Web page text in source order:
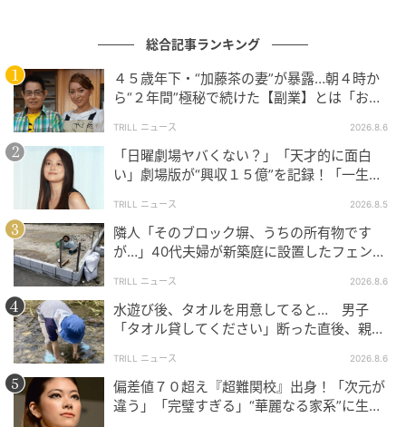
ウーマンエキサイト
総合記事ランキング
４５歳年下・“加藤茶の妻”が暴露…朝４時か
ら“２年間”極秘で続けた【副業】とは「お金
TRILL ニュース 2026.8.6
「日曜劇場ヤバくない？」「天才的に面白
い」劇場版が“興収１５億”を記録！「一生言
TRILL ニュース 2026.8.5
隣人「そのブロック塀、うちの所有物です
が…」40代夫婦が新築庭に設置したフェン
TRILL ニュース 2026.8.6
水遊び後、タオルを用意してると… 男子
「タオル貸してください」断った直後、親が
TRILL ニュース 2026.8.6
偏差値７０超え『超難関校』出身！「次元が
違う」「完璧すぎる」“華麗なる家系”に生ま